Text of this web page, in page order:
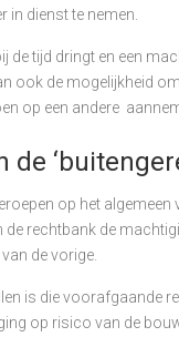
in dienst te nemen.
de tijd dringt en een
ook de mogelijkheid
op een andere
de
op het
rechtbank de
de vorige.
is die voorafgaande
op risico van de